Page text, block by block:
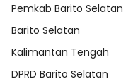
Pemkab Barito Selatan
Barito Selatan
Kalimantan Tengah
DPRD Barito Selatan